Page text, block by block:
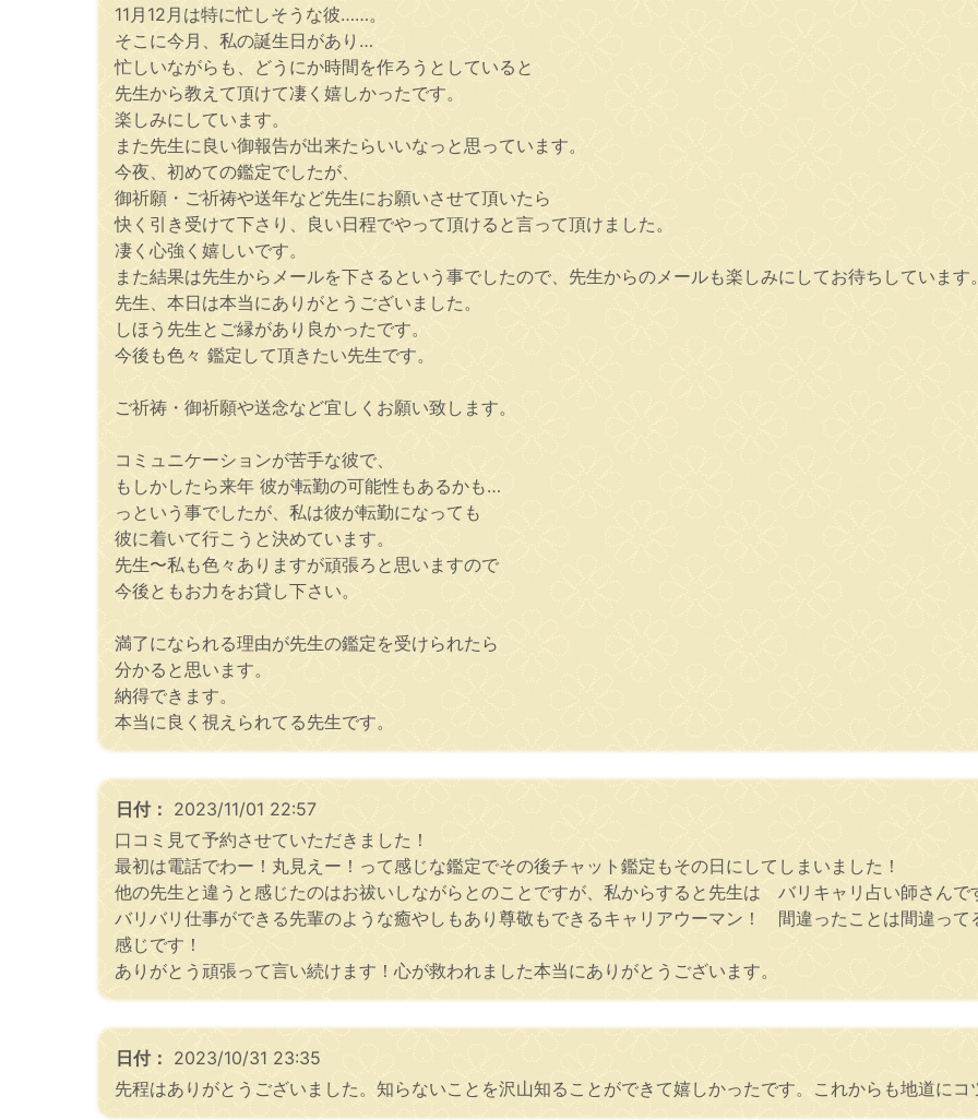
11月12月は特に忙しそうな彼……。
そこに今月、私の誕生日があり…
忙しいながらも、どうにか時間を作ろうとしていると
先生から教えて頂けて凄く嬉しかったです。
楽しみにしています。
また先生に良い御報告が出来たらいいなっと思っています。
今夜、初めての鑑定でしたが、
御祈願・ご祈祷や送年など先生にお願いさせて頂いたら
快く引き受けて下さり、良い日程でやって頂けると言って頂けました。
凄く心強く嬉しいです。
また結果は先生からメールを下さるという事でしたので、先生からのメールも楽しみにしてお待ちしています
先生、本日は本当にありがとうございました。
しほう先生とご縁があり良かったです。
今後も色々 鑑定して頂きたい先生です。
ご祈祷・御祈願や送念など宜しくお願い致します。
コミュニケーションが苦手な彼で、
もしかしたら来年 彼が転勤の可能性もあるかも…
っという事でしたが、私は彼が転勤になっても
彼に着いて行こうと決めています。
先生〜私も色々ありますが頑張ろと思いますので
今後ともお力をお貸し下さい。
満了になられる理由が先生の鑑定を受けられたら
分かると思います。
納得できます。
本当に良く視えられてる先生です。
日付： 2023/11/01 22:57
口コミ見て予約させていただきました！
最初は電話でわー！丸見えー！って感じな鑑定でその後チャット鑑定もその日にしてしまいました！
他の先生と違うと感じたのはお祓いしながらとのことですが、私からすると先生は バリキャリ占い師さんで
バリバリ仕事ができる先輩のような癒やしもあり尊敬もできるキャリアウーマン！ 間違ったことは間違っ
感じです！
ありがとう頑張って言い続けます！心が救われました本当にありがとうございます。
日付： 2023/10/31 23:35
先程はありがとうございました。知らないことを沢山知ることができて嬉しかったです。これからも地道に